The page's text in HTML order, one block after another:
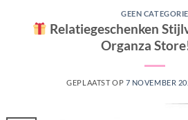
GEEN CATEGORIE
Relatiegeschenken
Organza
GEPLAATST OP 7 NOVEMBER